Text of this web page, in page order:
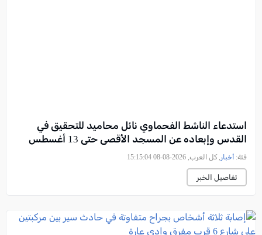
استدعاء الناشط الفحماوي نائل محاميد للتحقيق في
القدس وإبعاده عن المسجد الأقصى حتى 13 أغسطس
فئة: أخبار , كل العرب, 2026-08-08 15:15:04
تفاصيل الخبر